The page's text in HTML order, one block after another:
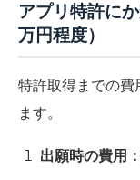
アプリ特許に
万円程度）
特許取得までの費
ます。
出願時の費用